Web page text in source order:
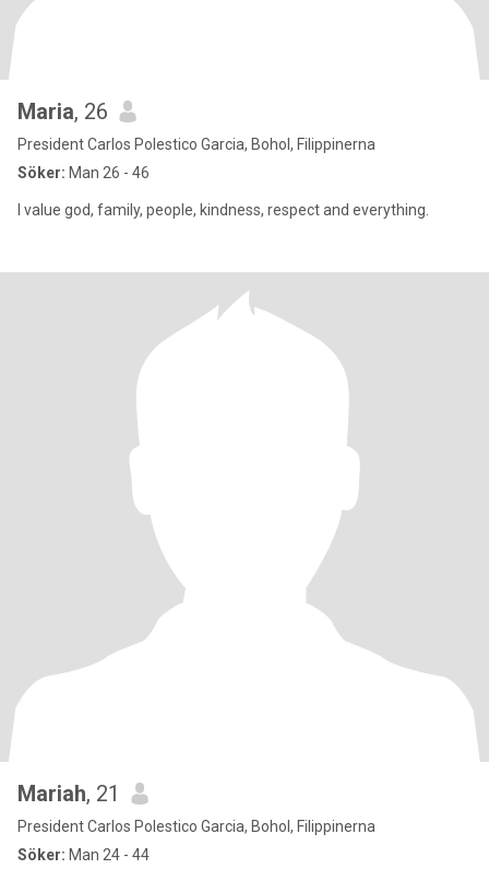
Maria, 26
President Carlos Polestico Garcia, Bohol, Filippinerna
Söker: Man 26 - 46
I value god, family, people, kindness, respect and everything.
Mariah, 21
President Carlos Polestico Garcia, Bohol, Filippinerna
Söker: Man 24 - 44